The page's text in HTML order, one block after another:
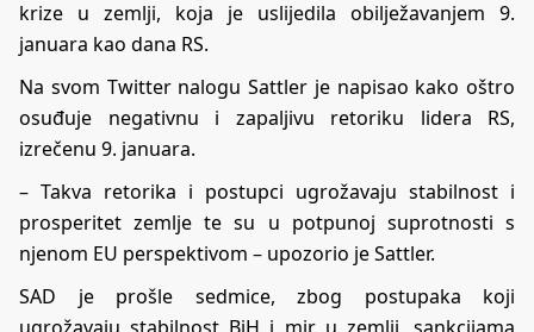
krize u zemlji, koja je uslijedila obilježavanjem 9.
januara kao dana RS.
Na svom Twitter nalogu Sattler je napisao kako oštro
osuđuje negativnu i zapaljivu retoriku lidera RS,
izrečenu 9. januara.
– Takva retorika i postupci ugrožavaju stabilnost i
prosperitet zemlje te su u potpunoj suprotnosti s
njenom EU perspektivom – upozorio je Sattler.
SAD je prošle sedmice, zbog postupaka koji